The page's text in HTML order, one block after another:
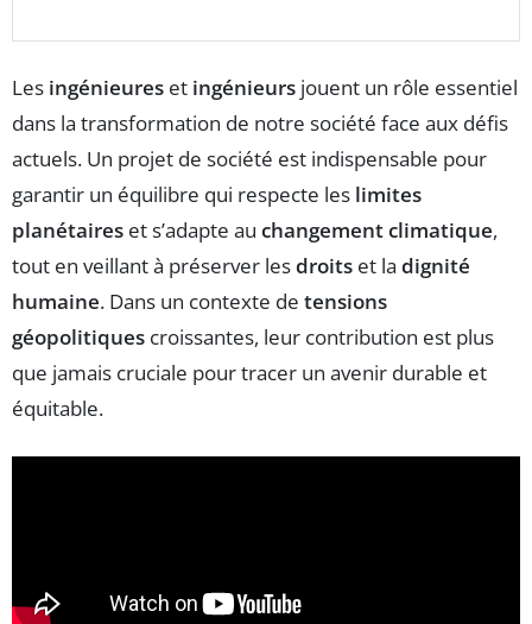
Les ingénieures et ingénieurs jouent un rôle essentiel
dans la transformation de notre société face aux défis
actuels. Un projet de société est indispensable pour
garantir un équilibre qui respecte les limites
planétaires et s’adapte au changement climatique,
tout en veillant à préserver lesdroits et la dignité
humaine. Dans un contexte de tensions
géopolitiques croissantes, leur contribution est plus
que jamais cruciale pour tracer un avenir durable et
équitable.